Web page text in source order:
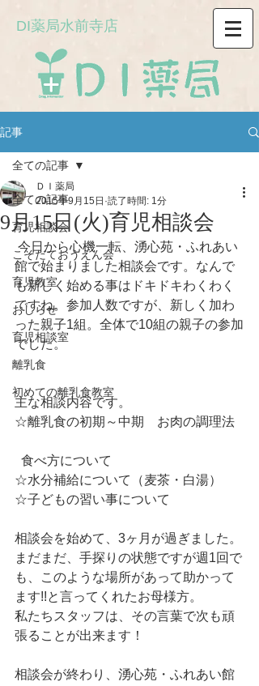
DI薬局水前寺店
記事
全ての記事
育児相談会
こそだておうえん会
育児教室
おしらせ
育児相談室
離乳食
初めての離乳食教室
全ての記事
9月15日(火)育児相談会
ＤＩ薬局
2015年9月15日 読了時間: 1分
館で始まりました相談会です。なんで
も新しく始める事はドキドキわくわく
ですね。参加人数ですが、新しく加わ
った親子1組。全体で10組の親子の参加
でした。
主な相談内容です。
☆離乳食の初期～中期　お肉の調理法
  食べ方について
☆水分補給について（麦茶・白湯）
☆子どもの習い事について
相談会を始めて、3ヶ月が過ぎました。
まだまだ、手探りの状態ですが週1回で
も、このような場所があって助かって
ます!!と言ってくれたお母様方。
私たちスタッフは、その言葉で次も頑
張ることが出来ます！
相談会が終わり、湧心苑・ふれあい館